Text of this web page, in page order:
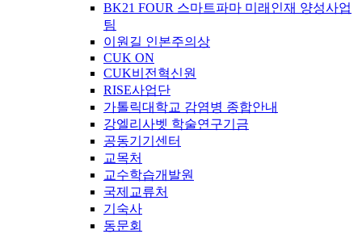
BK21 FOUR 스마트파마 미래인재 양성사업
팀
이원길 인본주의상
CUK ON
CUK비전혁신원
RISE사업단
가톨릭대학교 감염병 종합안내
강엘리사벳 학술연구기금
공동기기센터
교목처
교수학습개발원
국제교류처
기숙사
동문회